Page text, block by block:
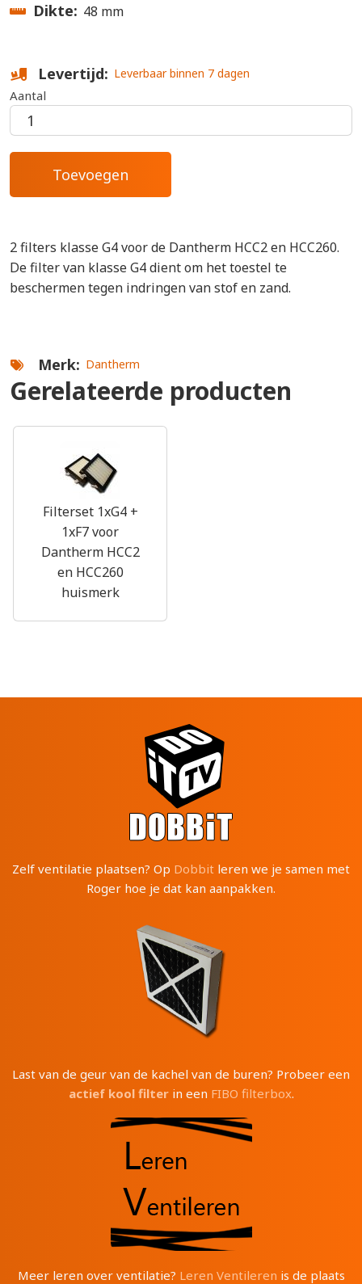
Dikte 48 mm
Levertijd Leverbaar binnen 7 dagen
Aantal
2 filters klasse G4 voor de Dantherm HCC2 en HCC260.
De filter van klasse G4 dient om het toestel te
beschermen tegen indringen van stof en zand.
Merk Dantherm
Gerelateerde producten
Filterset 1xG4 +
1xF7 voor
Dantherm HCC2
en HCC260
huismerk
Zelf ventilatie plaatsen? Op Dobbit leren we je samen met
Roger hoe je dat kan aanpakken.
Last van de geur van de kachel van de buren? Probeer een
actief kool filterin een FIBO filterbox.
Meer leren over ventilatie? Leren Ventileren is de plaats